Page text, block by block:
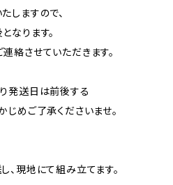
しますので、
なります。
絡させていただきます。
発送日は前後する
めご了承くださいませ。
、現地にて組み立てます。